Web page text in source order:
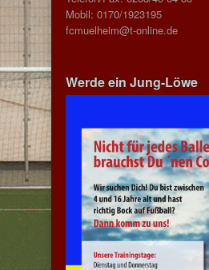
Mobil: 0170/1923195
fcmuelheim@t-online.de
Werde ein Jung-Löwe